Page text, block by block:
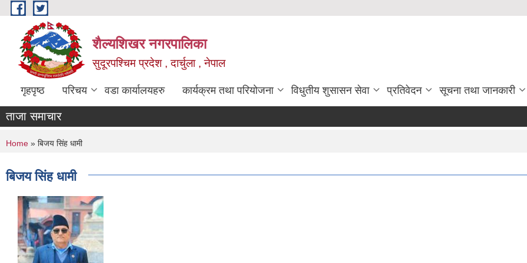
Skip to main content
शैल्यशिखर नगरपालिका
सुदूरपश्चिम प्रदेश , दार्चुला , नेपाल
गृहपृष्ठ परिचय वडा कार्यालयहरु कार्यक्रम तथा परियोजना विधुतीय शुसासन सेवा प्रतिवेदन सूचना तथा जानकारी
ताजा समाचार
You are here
Home » बिजय सिंह धामी
बिजय सिंह धामी